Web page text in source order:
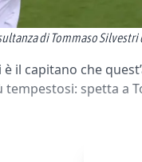
di Tommaso
è il capitano che
tempestosi: spetta a